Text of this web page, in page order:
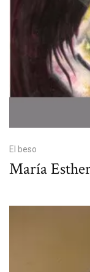
El beso
María